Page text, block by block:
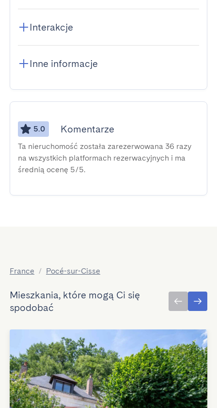
Interakcje
Inne informacje
5.0 Komentarze
Ta nieruchomość została zarezerwowana 36 razy
na wszystkich platformach rezerwacyjnych i ma
średnią ocenę 5/5.
France / Pocé-sur-Cisse
Mieszkania, które mogą Ci się
spodobać